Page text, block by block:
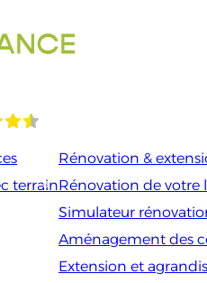
terrain
Rénovation &
Rénovation de votre
Simulateur
Aménagement des
Extension et